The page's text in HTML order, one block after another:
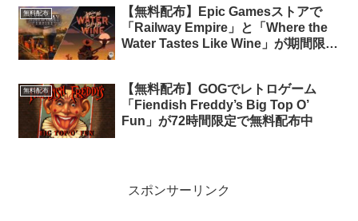
無料配布
【無料配布】Epic Gamesストアで
「Railway Empire」と「Where the
Water Tastes Like Wine」が期間限定
無料配布
【無料配布】GOGでレトロゲーム
「Fiendish Freddy’s Big Top O’
Fun」が72時間限定で無料配布中
スポンサーリンク